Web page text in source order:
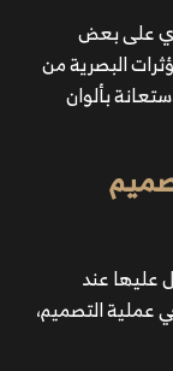
على بعض
البصرية من
بألوان
عليها عند
عملية التصميم،